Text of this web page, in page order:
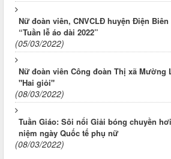
Nữ đoàn viên, CNVCLĐ huyện Điện
“Tuần lễ áo dài 2022”
(05/03/2022)
Nữ đoàn viên Công đoàn Thị xã Mường
"Hai giỏi"
(08/03/2022)
Tuần Giáo: Sôi nổi Giải bóng chuyền
niệm ngày Quốc tế phụ nữ
(08/03/2022)